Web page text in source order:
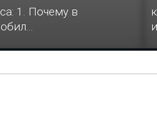
1. Почему в